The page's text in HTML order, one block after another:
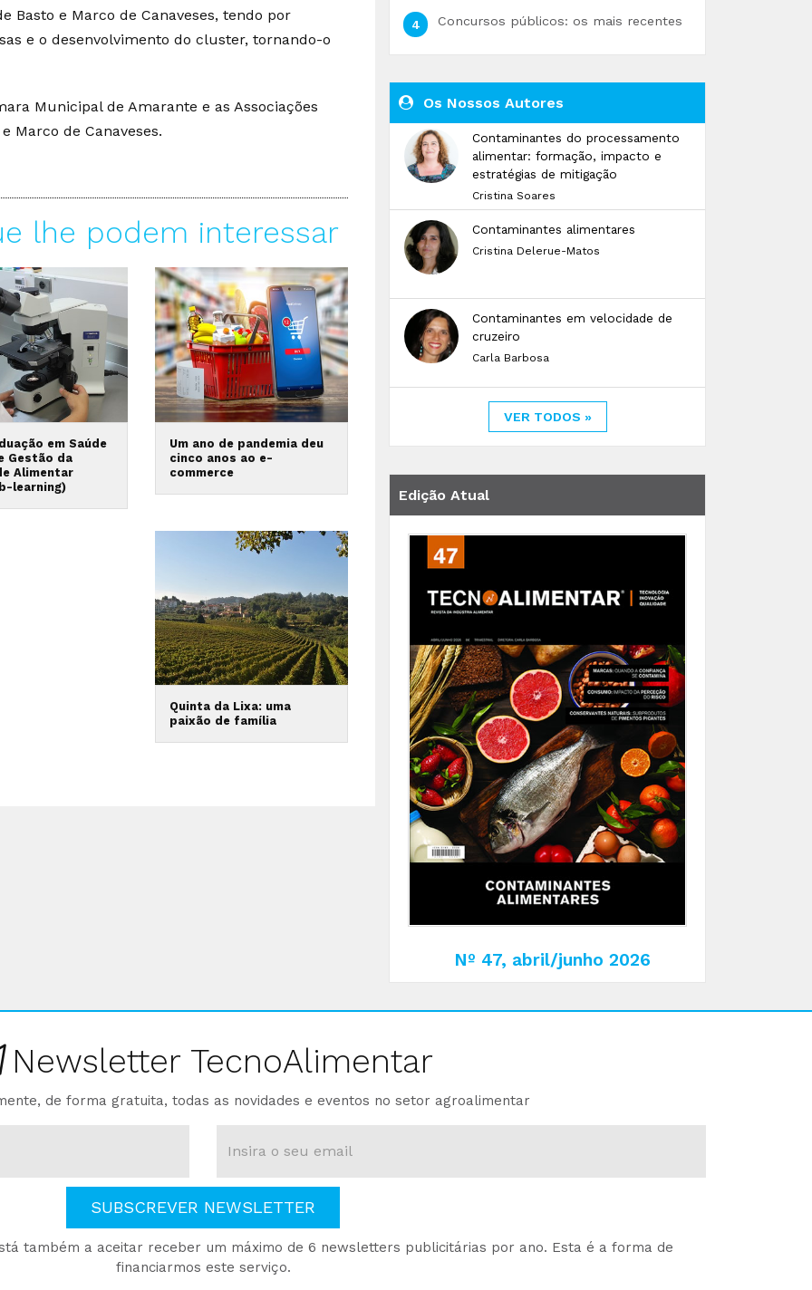
Basto e Marco de Canaveses, tendo por
e o desenvolvimento do cluster, tornando-o
Municipal de Amarante e as Associações
Marco de Canaveses.
lhe podem interessar
em Saúde
Gestão da
Alimentar
learning)
Um ano de pandemia deu
cinco anos ao e-
commerce
Quinta da Lixa: uma
paixão de família
Concursos públicos: os mais recentes
Os Nossos Autores
Contaminantes do processamento
alimentar: formação, impacto e
estratégias de mitigação
Cristina Soares
Contaminantes alimentares
Cristina Delerue-Matos
Contaminantes em velocidade de
cruzeiro
Carla Barbosa
VER TODOS »
Edição Atual
Nº 47, abril/junho 2026
Newsletter TecnoAlimentar
de forma gratuita, todas as novidades e eventos no setor agroalimentar
SUBSCREVER NEWSLETTER
também a aceitar receber um máximo de 6 newsletters publicitárias por ano. Esta é a forma de
financiarmos este serviço.